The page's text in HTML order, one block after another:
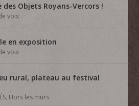
des Objets Royans-Vercors !
voix
en exposition
voix
rural, plateau au festival
, Hors les murs